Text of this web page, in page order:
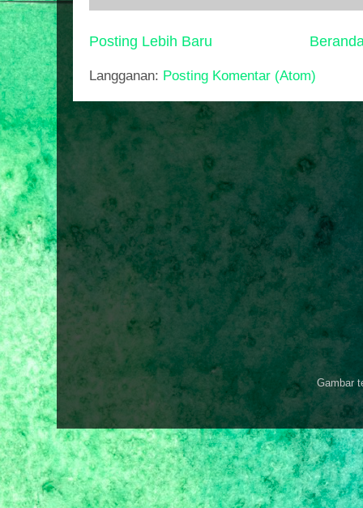
Posting Lebih Baru
Langganan: Posting Komentar (Atom)
Gambar